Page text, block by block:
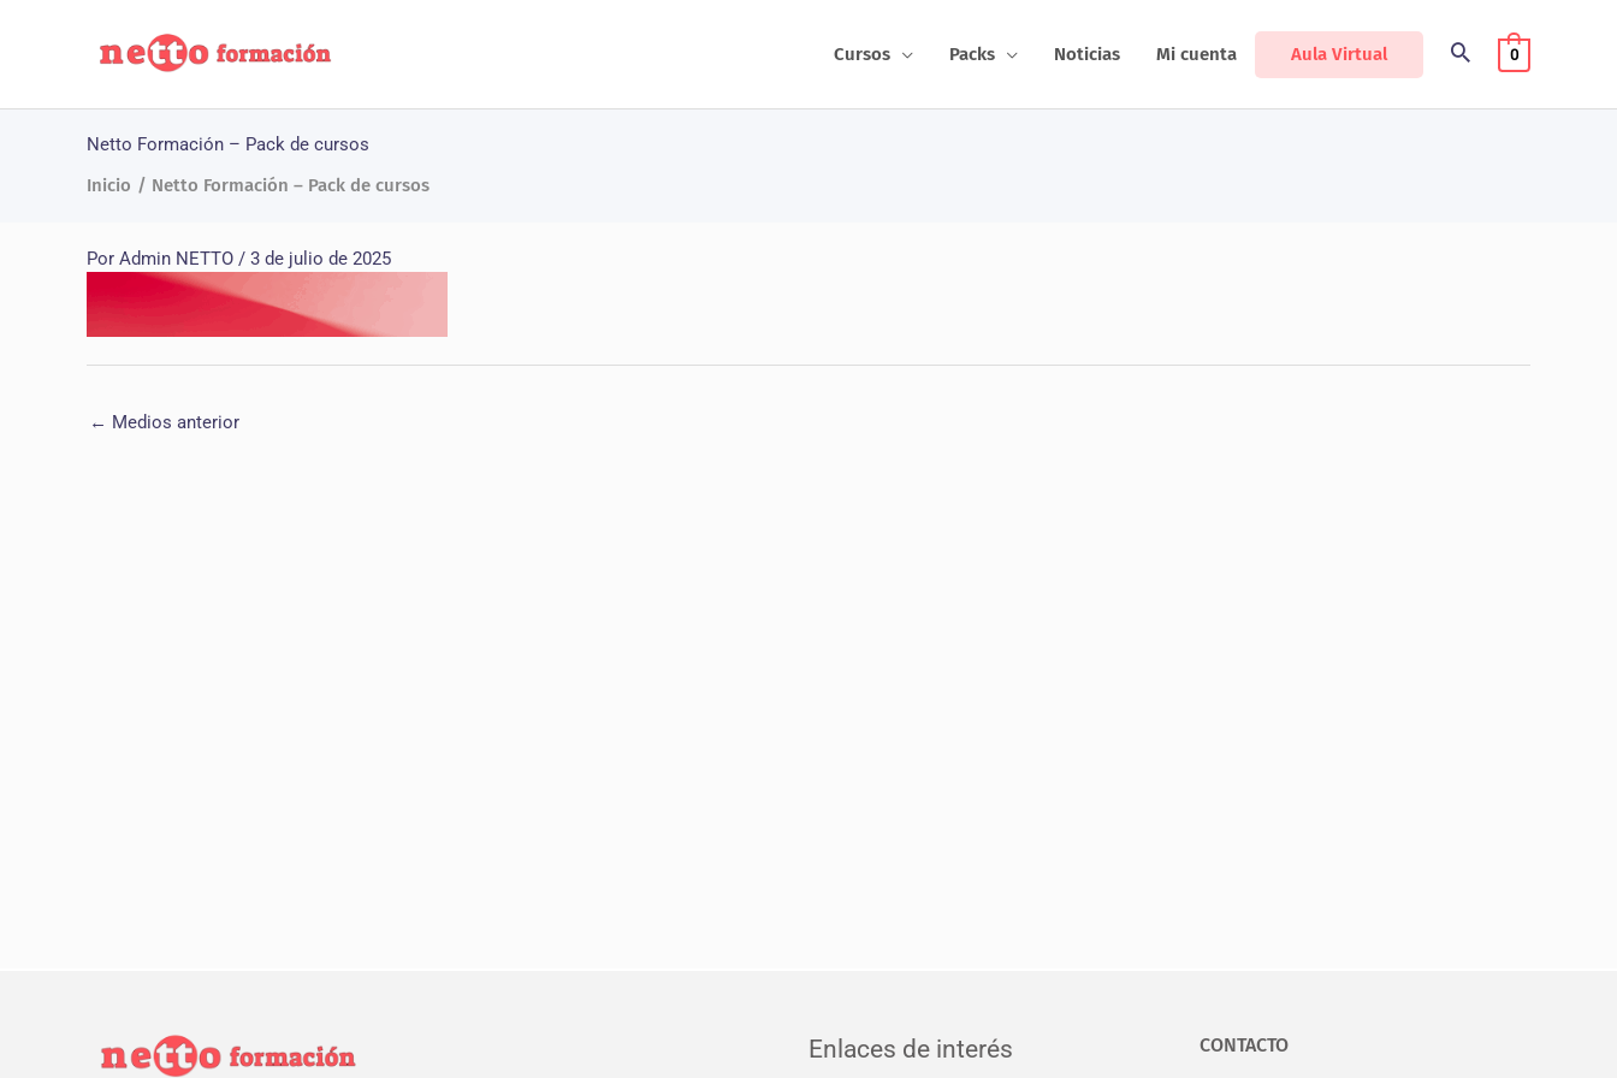
Cursos Packs Noticias Mi cuenta Aula Virtual 0
Netto Formación – Pack de cursos
Inicio
Netto Formación – Pack de cursos
Por Admin NETTO / 3 de julio de 2025
← Medios anterior
Enlaces de interés CONTACTO